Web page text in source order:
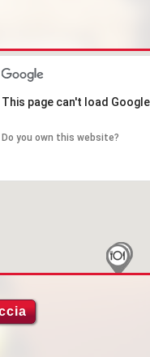
This page can't load
Do you own this website?